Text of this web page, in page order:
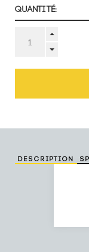
Quantité:
Description